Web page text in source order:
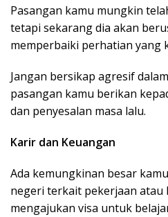
Pasangan kamu mungkin
tetapi sekarang dia akan
memperbaiki perhatian yang
Jangan bersikap agresif
pasangan kamu berikan
dan penyesalan masa lalu.
Karir dan Keuangan
Ada kemungkinan besar
negeri terkait pekerjaan atau
mengajukan visa untuk